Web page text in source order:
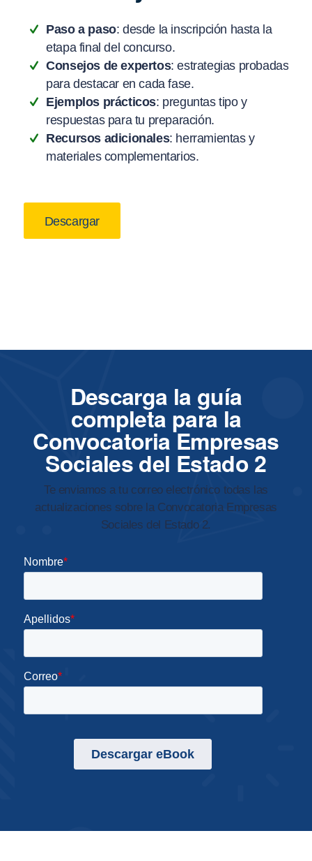
Paso a paso: desde la inscripción hasta la
etapa final del concurso.
Consejos de expertos: estrategias probadas
para destacar en cada fase.
Ejemplos prácticos: preguntas tipo y
respuestas para tu preparación.
Recursos adicionales: herramientas y
materiales complementarios.
Descargar
Descarga la guía
completa para la
Convocatoria Empresas
Sociales del Estado 2
Te enviamos a tu correo electrónico todas las
actualizaciones sobre la Convocatoria Empresas
Sociales del Estado 2.